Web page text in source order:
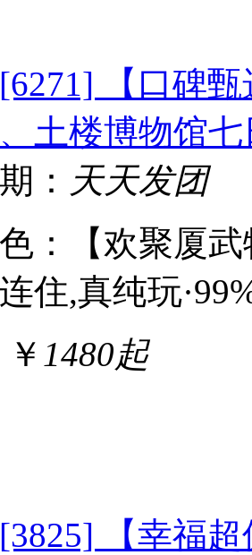
【口碑
土楼博物馆七
： 天天发团
：【欢聚厦
住,真纯玩
￥ 1480起
【幸福